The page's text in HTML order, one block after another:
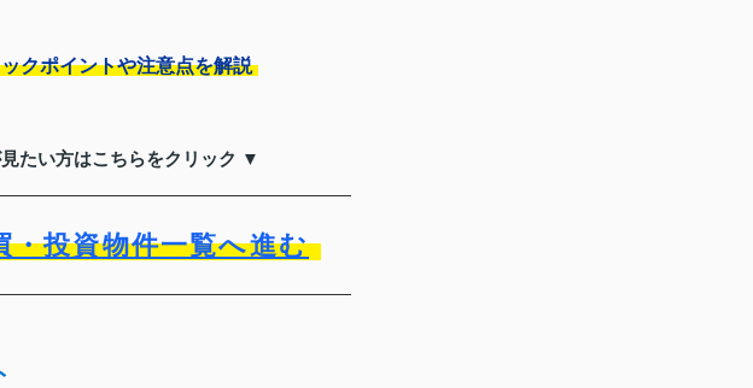
クポイントや注意点を解説
たい方はこちらをクリック ▼
・投資物件一覧へ進む